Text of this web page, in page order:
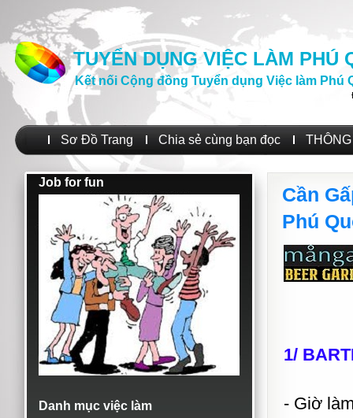
TUYỂN DỤNG VIỆC LÀM PHÚ
Kết nối Cộng đồng Tuyển dụng Việc làm Phú
Sơ Đồ Trang Chia sẻ cùng bạn đọc
Job for fun
Danh mục việc làm
Cần
Phú
1/
- Giờ